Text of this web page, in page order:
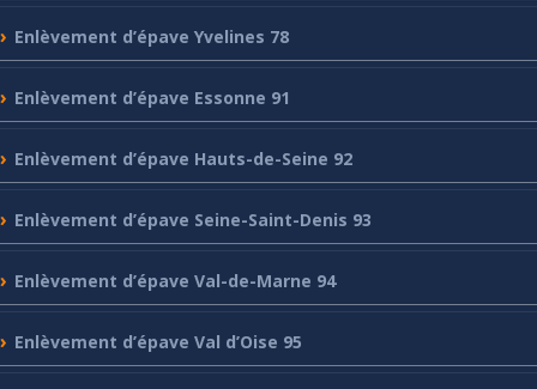
Enlèvement d’épave Yvelines 78
Enlèvement d’épave Essonne 91
Enlèvement d’épave Hauts-de-Seine 92
Enlèvement d’épave Seine-Saint-Denis 93
Enlèvement d’épave Val-de-Marne 94
Enlèvement d’épave Val d’Oise 95